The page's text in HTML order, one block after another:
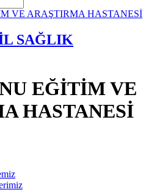
SAĞLIK
EĞİTİM VE
HASTANESİ